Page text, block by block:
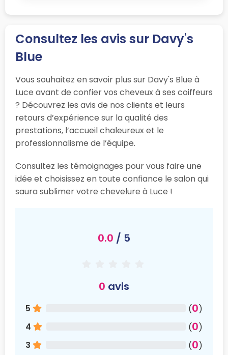
Consultez les avis sur Davy's
Blue
Vous souhaitez en savoir plus sur Davy's Blue à
Luce avant de confier vos cheveux à ses coiffeurs
? Découvrez les avis de nos clients et leurs
retours d’expérience sur la qualité des
prestations, l’accueil chaleureux et le
professionnalisme de l’équipe.
Consultez les témoignages pour vous faire une
idée et choisissez en toute confiance le salon qui
saura sublimer votre chevelure à Luce !
0.0 / 5
0 avis
5 (0)
4
(0)
3
(0)